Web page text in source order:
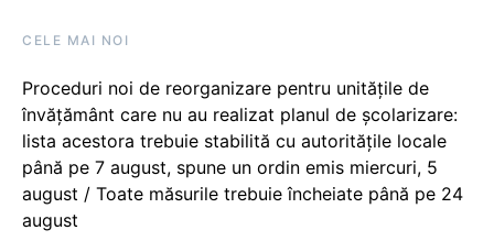
CELE MAI NOI
Proceduri noi de reorganizare pentru unitățile de
învățământ care nu au realizat planul de școlarizare:
lista acestora trebuie stabilită cu autoritățile locale
până pe 7 august, spune un ordin emis miercuri, 5
august / Toate măsurile trebuie încheiate până pe 24
august